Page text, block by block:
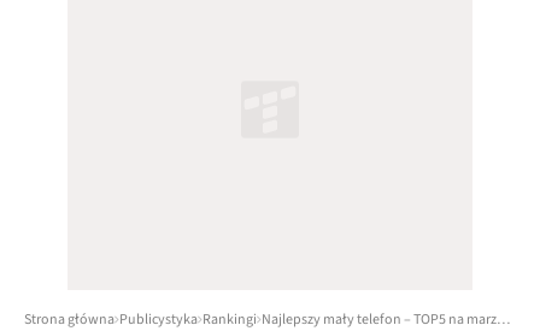
Strona główna Publicystyka Rankingi Najlepszy mały telefon – TOP5 na marzec 2022